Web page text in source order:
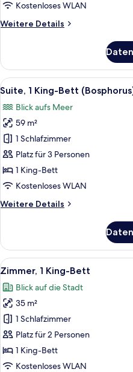
Kostenloses WLAN
Weitere Details
Weitere
Zimmer,
2 Einzelbetten
(Bosphorus)
Alle
Fotos
für
Suite,
1 King-
Bett
(Bosphorus)
anzeigen
17
Suite, 1 King-Bett
Blick aufs Meer
59 m²
1 Schlafzimmer
Platz für 3 Personen
1 King-Bett
Kostenloses WLAN
Weitere Details
Weitere
1 King-
Bett
(Bosphorus)
Alle
Fotos
für
Zimmer,
1 King-
Bett
anzeigen
7
Zimmer, 1 King-Bett
Blick auf die Stadt
35 m²
1 Schlafzimmer
Platz für 2 Personen
1 King-Bett
Kostenloses WLAN